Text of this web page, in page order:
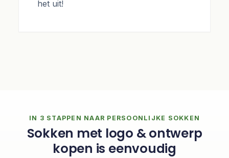
het uit!
IN 3 STAPPEN NAAR PERSOONLIJKE SOKKEN
Sokken met logo & ontwerp
kopen is eenvoudig